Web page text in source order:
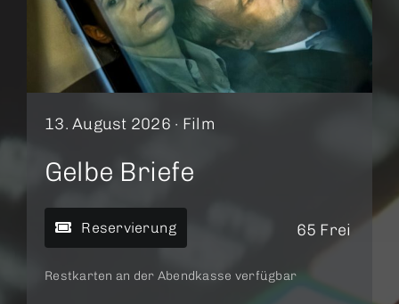
13. August 2026 · Film
Gelbe Briefe
Reservierung 65 Frei
Restkarten an der Abendkasse verfügbar